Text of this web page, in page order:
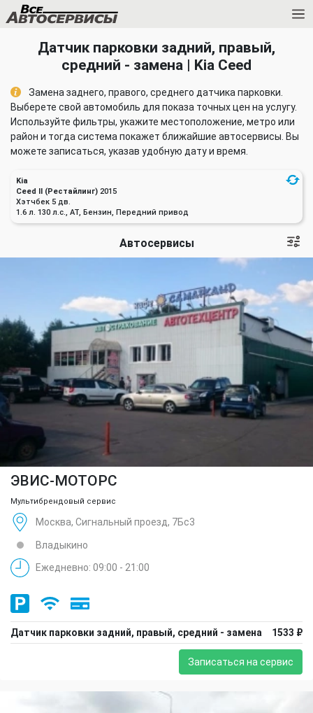
Датчик парковки задний, правый,
средний - замена | Kia Ceed
Замена заднего, правого, среднего датчика парковки.
Выберете свой автомобиль для показа точных цен на услугу.
Используйте фильтры, укажите местоположение, метро или
район и тогда система покажет ближайшие автосервисы. Вы
можете записаться, указав удобную дату и время.
Kia
Ceed II (Рестайлинг) 2015
Хэтчбек 5 дв.
1.6 л. 130 л.с., AT, Бензин, Передний привод
Автосервисы
ЭВИС-МОТОРС
Мультибрендовый сервис
Москва, Сигнальный проезд, 7Бс3
Владыкино
Ежедневно: 09:00 - 21:00
Датчик парковки задний, правый, средний - замена 1533 ₽
Записаться на сервис